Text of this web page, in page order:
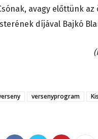
avagy előttünk
díjával Bajkó
versenyprogram